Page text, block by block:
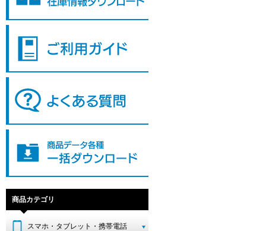
商品カテゴリ
スマホ・タブレット・携帯電話